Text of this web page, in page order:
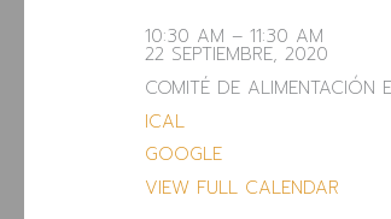
10:30 AM –11:30 AM
22 SEPTIEMBRE, 2020
COMITÉ DE ALIMENTACIÓN
ICAL
GOOGLE
VIEW FULL CALENDAR